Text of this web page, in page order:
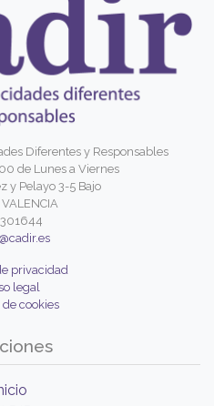
Diferentes y Responsables
de Lunes a Viernes
y Pelayo 3-5 Bajo
privacidad
legal
de cookies